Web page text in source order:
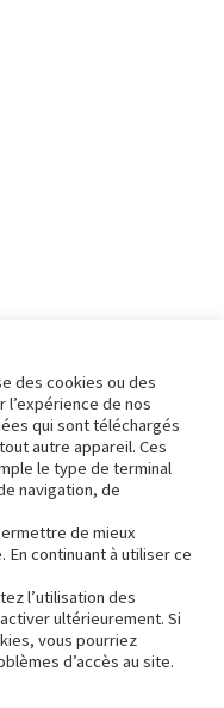
2023
des cookies ou des
l’expérience de nos
qui sont téléchargés
autre appareil. Ces
le type de terminal
navigation, de
de mieux
continuant à utiliser ce
l’utilisation des
ultérieurement. Si
vous pourriez
d’accès au site.